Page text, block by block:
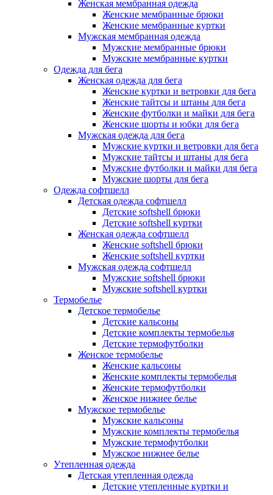
Женская мембранная одежда
Женские мембранные брюки
Женские мембранные куртки
Мужская мембранная одежда
Мужские мембранные брюки
Мужские мембранные куртки
Одежда для бега
Женская одежда для бега
Женские куртки и ветровки для бега
Женские тайтсы и штаны для бега
Женские футболки и майки для бега
Женские шорты и юбки для бега
Мужская одежда для бега
Мужские куртки и ветровки для бега
Мужские тайтсы и штаны для бега
Мужские футболки и майки для бега
Мужские шорты для бега
Одежда софтшелл
Детская одежда софтшелл
Детские softshell брюки
Детские softshell куртки
Женская одежда софтшелл
Женские softshell брюки
Женские softshell куртки
Мужская одежда софтшелл
Мужские softshell брюки
Мужские softshell куртки
Термобелье
Детское термобелье
Детские кальсоны
Детские комплекты термобелья
Детские термофутболки
Женское термобелье
Женские кальсоны
Женские комплекты термобелья
Женские термофутболки
Женское нижнее белье
Мужское термобелье
Мужские кальсоны
Мужские комплекты термобелья
Мужские термофутболки
Мужское нижнее белье
Утепленная одежда
Детская утепленная одежда
Детские утепленные куртки и